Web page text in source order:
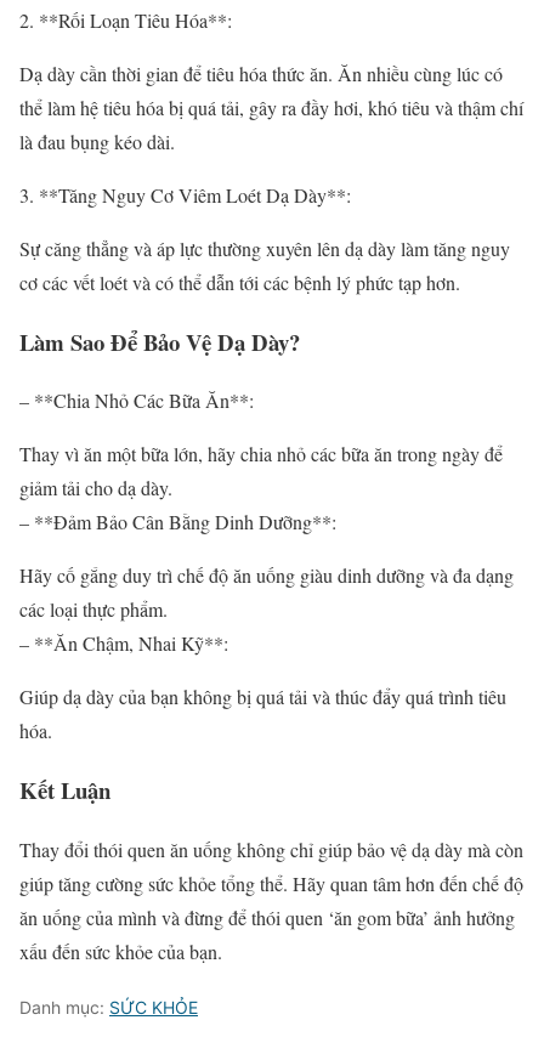
2. **Rối Loạn Tiêu Hóa**:
Dạ dày cần thời gian để tiêu hóa thức ăn. Ăn nhiều cùng lúc có
thể làm hệ tiêu hóa bị quá tải, gây ra đầy hơi, khó tiêu và thậm chí
là đau bụng kéo dài.
3. **Tăng Nguy Cơ Viêm Loét Dạ Dày**:
Sự căng thẳng và áp lực thường xuyên lên dạ dày làm tăng nguy
cơ các vết loét và có thể dẫn tới các bệnh lý phức tạp hơn.
Làm Sao Để Bảo Vệ Dạ Dày?
– **Chia Nhỏ Các Bữa Ăn**:
Thay vì ăn một bữa lớn, hãy chia nhỏ các bữa ăn trong ngày để
giảm tải cho dạ dày.
– **Đảm Bảo Cân Bằng Dinh Dưỡng**:
Hãy cố gắng duy trì chế độ ăn uống giàu dinh dưỡng và đa dạng
các loại thực phẩm.
– **Ăn Chậm, Nhai Kỹ**:
Giúp dạ dày của bạn không bị quá tải và thúc đẩy quá trình tiêu
hóa.
Kết Luận
Thay đổi thói quen ăn uống không chỉ giúp bảo vệ dạ dày mà còn
giúp tăng cường sức khỏe tổng thể. Hãy quan tâm hơn đến chế độ
ăn uống của mình và đừng để thói quen ‘ăn gom bữa’ ảnh hưởng
xấu đến sức khỏe của bạn.
Danh mục: SỨC KHỎE